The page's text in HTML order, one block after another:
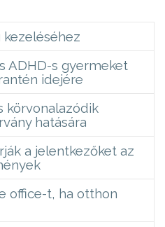
kezeléséhez
ADHD-s gyermeket
idejére
körvonalazódik
hatására
a jelentkezőket az
office-t, ha otthon